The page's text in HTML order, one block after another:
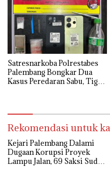
Kreatif
Satresnarkoba Polrestabes
Palembang Bongkar Dua
Kasus Peredaran Sabu, Tiga
Rekomendasi untuk
Kejari Palembang Dalami
Dugaan Korupsi Proyek
Lampu Jalan, 69 Saksi Sudah